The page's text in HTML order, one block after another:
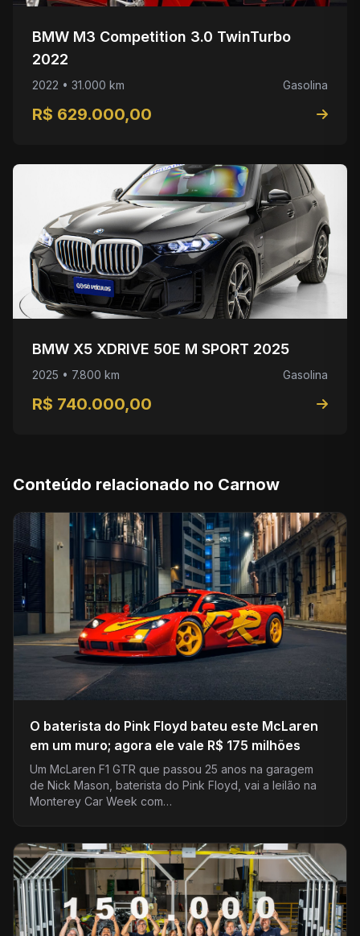
BMW M3 Competition 3.0 TwinTurbo
2022
2022 • 31.000 km Gasolina
R$ 629.000,00
BMW X5 XDRIVE 50E M SPORT 2025
2025 • 7.800 km Gasolina
R$ 740.000,00
Conteúdo relacionado no Carnow
O baterista do Pink Floyd bateu este McLaren
em um muro; agora ele vale R$ 175 milhões
Um McLaren F1 GTR que passou 25 anos na garagem
de Nick Mason, baterista do Pink Floyd, vai a leilão na
Monterey Car Week com…